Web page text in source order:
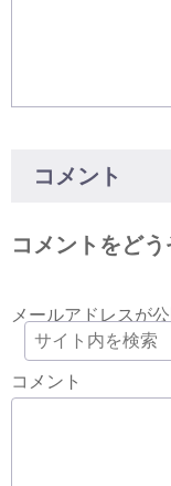
コメント
コメントをどう
メールアドレスが
コメント